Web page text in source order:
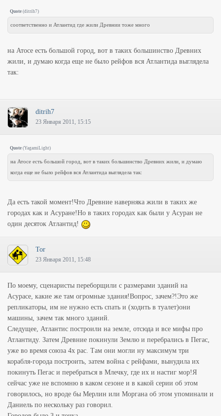
Quote (ditrih7)
соответственно и Атлантид где жили Древнии тоже много
на Атосе есть большой город, вот в таких большинство Древних
жили, и думаю когда еще не было рейфов вся Атлантида выглядела
так:
ditrih7
23 Января 2011, 15:15
Quote (YagamiLight)
на Атосе есть большой город, вот в таких большинство Древних жили, и думаю
когда еще не было рейфов вся Атлантида выглядела так:
Да есть такой момент!Что Древние наверняка жили в таких же
городах как и Асуране!Но в таких городах как были у Асуран не
один десяток Атлантид!
Tor
23 Января 2011, 15:48
По моему, сценаристы переборщили с размерами зданий на
Асурасе, какие же там огромные здания!Вопрос, зачем?!Это же
репликаторы, им не нужно есть спать и (ходить в туалет)они
машины, зачем так много зданий.
Следущее, Атлантис построили на земле, отсюда и все мифы про
Атлантиду. Затем Древние покинули Землю и перебрались в Пегас,
уже во время союза 4х рас. Там они могли ну максимум три
корабля-города построить, затем война с рейфами, вынудила их
покинуть Пегас и перебраться в Млечку, где их и настиг мор!Я
сейчас уже не вспомню в каком сезоне и в какой серии об этом
говорилось, но вроде бы Мерлин или Моргана об этом упоминали и
Даниель по нескольку раз говорил.